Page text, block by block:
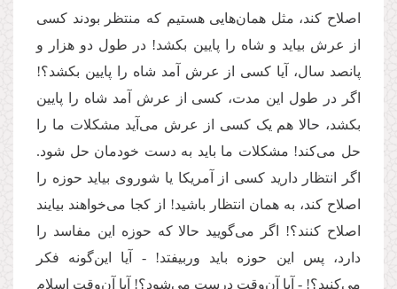
اصلاح کند، مثل همان‌هایی هستیم که منتظر بودند کسی
از عرش بیاید و شاه را پایین بکشد! در طول دو هزار و
پانصد سال، آیا کسی از عرش آمد شاه را پایین بکشد؟!
اگر در طول این مدت، کسی از عرش آمد شاه را پایین
بکشد، حالا هم یک کسی از عرش می‌آید مشکلات ما را
حل می‌کند! مشکلات ما باید به دست خودمان حل شود.
اگر انتظار دارید کسی از آمریکا یا شوروی بیاید حوزه را
اصلاح کند، به همان انتظار باشید! از کجا می‌خواهند بیایند
اصلاح کنند؟! اگر می‌گویید حالا که حوزه این مفاسد را
دارد، پس این حوزه باید ور‌بیفتد! - آیا این‌گونه فکر
می‌کنید؟! - آیا آن‌وقت درست می‌شود؟! آیا آن‌وقت اسلام